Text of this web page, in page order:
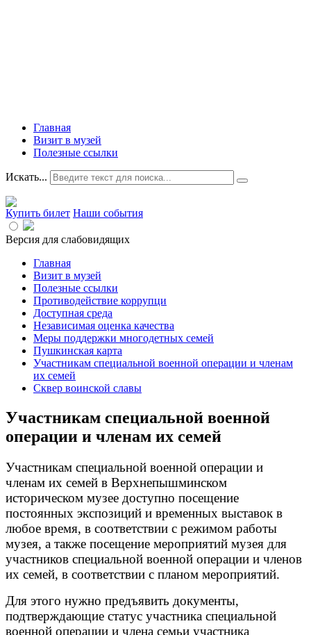
Главная
Визит в музей
Полезные ссылки
Искать...
Купить билет Наши события
Версия для слабовидящих
Главная
Визит в музей
Полезные ссылки
Противодействие коррупци
Доступная среда
Независимая оценка качества
Меры поддержки многодетных семей
Пушкинская карта
Участникам специальной военной операции и членам
их семей
Сквер воинской славы
Участникам специальной военной
операции и членам их семей
Участникам специальной военной операции и
членам их семей в Верхнепышминском
историческом музее доступно посещение
постоянных экспозиций и временных выставок в
любое время, в соответствии с режимом работы
музея, а также посещение мероприятий музея для
участников специальной военной операции и членов
их семей, в соответствии с планом мероприятий.
Для этого нужно предъявить документы,
подтверждающие статус участника специальной
военной операции и члена семьи участника